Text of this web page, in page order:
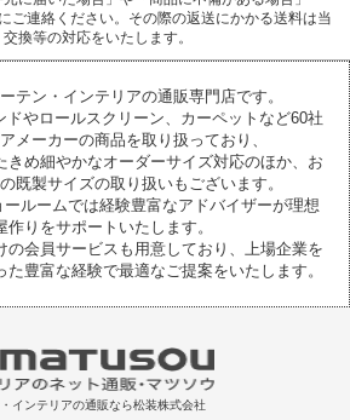
ご連絡ください。その際の返送にかかる送料は当
換等の対応をいたします。
テン・インテリアの通販専門店です。
ドやロールスクリーン、カーペットなど60社
メーカーの商品を取り扱っており、
きめ細やかなオーダーサイズ対応のほか、お
既製サイズの取り扱いもございます。
ールームでは経験豊富なアドバイザーが理想
作りをサポートいたします。
の会員サービスも用意しており、上場企業を
豊富な経験で最適なご提案をいたします。
インテリアの通販なら松装株式会社